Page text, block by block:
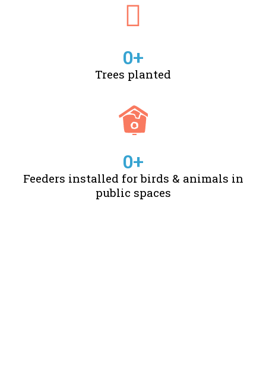
Trees planted
0+
Feeders installed for birds & animals in
public spaces
0+